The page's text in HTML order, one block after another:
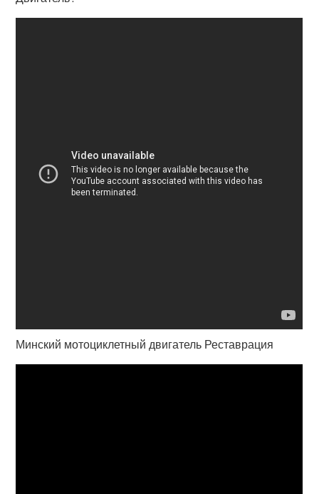
Минский мотоциклетный двигатель Реставрация